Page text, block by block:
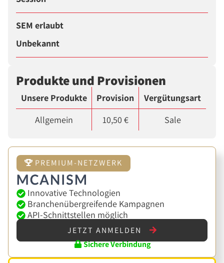
SEM erlaubt
Unbekannt
Produkte und Provisionen
Unsere Produkte Provision
Vergütungsart
Allgemein
10,50 € Sale
PREMIUM-NETZWERK
Innovative Technologien
Branchenübergreifende Kampagnen
API-Schnittstellen möglich
JETZT ANMELDEN
Sichere Verbindung